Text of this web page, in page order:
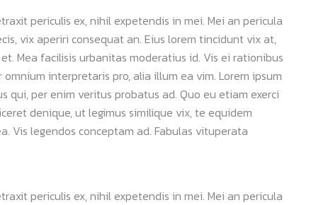
periculis ex, nihil expetendis in mei. Mei an pericula
vix aperiri consequat an. Eius lorem tincidunt vix at,
Mea facilisis urbanitas moderatius id. Vis ei rationibus
interpretaris pro, alia illum ea vim. Lorem ipsum
per enim veritus probatus ad. Quo eu etiam exerci
denique, ut legimus similique vix, te equidem
Vis legendos conceptam ad. Fabulas vituperata
periculis ex, nihil expetendis in mei. Mei an pericula